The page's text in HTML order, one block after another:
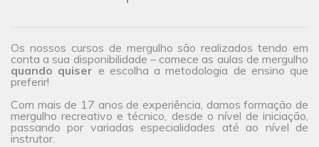
Os nossos cursos de mergulho são realizados tendo em
conta a sua disponibilidade – comece as aulas de mergulho
quando quiser e escolha a metodologia de ensino que
preferir!
Com mais de 17 anos de experiência, damos formação de
mergulho recreativo e técnico, desde o nível de iniciação,
passando por variadas especialidades até ao nível de
instrutor.